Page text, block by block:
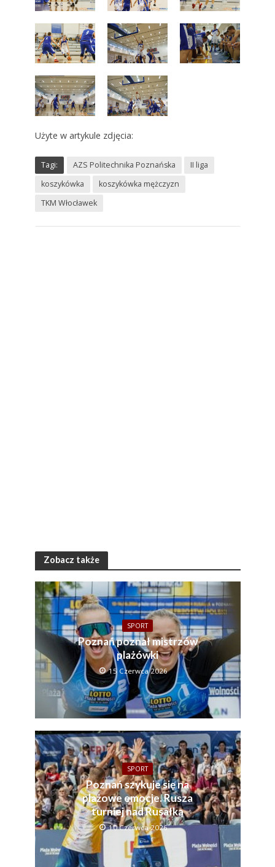
Użyte w artykule zdjęcia:
Tagi: AZS Politechnika Poznańska
II liga
koszykówka
koszykówka mężczyzn
TKM Włocławek
Zobacz także
SPORT
Poznań poznał mistrzów
plażówki
15 Czerwca 2026
SPORT
Poznań szykuje się na
plażowe emocje. Rusza
turniej nad Rusałką
10 Czerwca 2026